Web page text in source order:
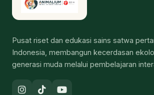
Pusat riset dan edukasi sains satwa
Indonesia, membangun kecerdasan
generasi muda melalui pembelajaran